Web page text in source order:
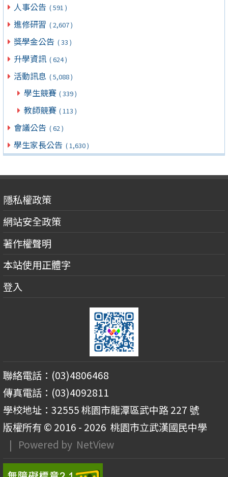
人事公告 ( 591 )
進修研習 ( 2,607 )
獎學金公告 ( 33 )
升學資訊 ( 624 )
活動訊息 ( 5,088 )
學生競賽 ( 339 )
教師競賽 ( 113 )
會議公告 ( 62 )
學生家長公告 ( 1,630 )
隱私權政策
網站安全政策
著作權聲明
本站使用正體字
登入
聯絡電話：(03)4806468
傳真電話：(03)4092811
學校地址：32555 桃園市龍潭區武中路 227 號
版權所有 © 2016 - 2026 桃園市立武漢國民中學
| Powered by NetView